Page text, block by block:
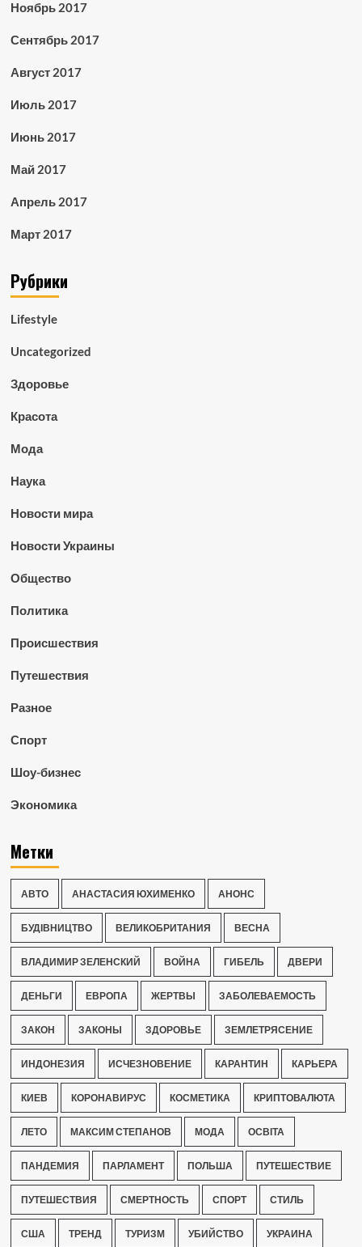
Ноябрь 2017
Сентябрь 2017
Август 2017
Июль 2017
Июнь 2017
Май 2017
Апрель 2017
Март 2017
Рубрики
Lifestyle
Uncategorized
Здоровье
Красота
Мода
Наука
Новости мира
Новости Украины
Общество
Политика
Происшествия
Путешествия
Разное
Спорт
Шоу-бизнес
Экономика
Метки
АВТО АНАСТАСИЯ ЮХИМЕНКО АНОНС
БУДІВНИЦТВО ВЕЛИКОБРИТАНИЯ ВЕСНА
ВЛАДИМИР ЗЕЛЕНСКИЙ ВОЙНА ГИБЕЛЬ ДВЕРИ
ДЕНЬГИ ЕВРОПА ЖЕРТВЫ ЗАБОЛЕВАЕМОСТЬ
ЗАКОН ЗАКОНЫ ЗДОРОВЬЕ ЗЕМЛЕТРЯСЕНИЕ
ИНДОНЕЗИЯ ИСЧЕЗНОВЕНИЕ КАРАНТИН КАРЬЕРА
КИЕВ КОРОНАВИРУС КОСМЕТИКА КРИПТОВАЛЮТА
ЛЕТО МАКСИМ СТЕПАНОВ МОДА ОСВІТА
ПАНДЕМИЯ ПАРЛАМЕНТ ПОЛЬША ПУТЕШЕСТВИЕ
ПУТЕШЕСТВИЯ СМЕРТНОСТЬ СПОРТ СТИЛЬ
США ТРЕНД ТУРИЗМ УБИЙСТВО УКРАИНА